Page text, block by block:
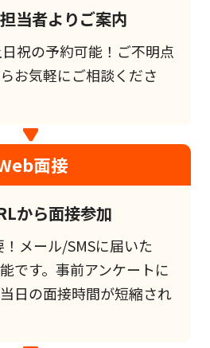
当者よりご案内
祝の予約可能！ご不明点
お気軽にご相談くださ
面接
から面接参加
メール/SMSに届いた
です。事前アンケートに
日の面接時間が短縮され